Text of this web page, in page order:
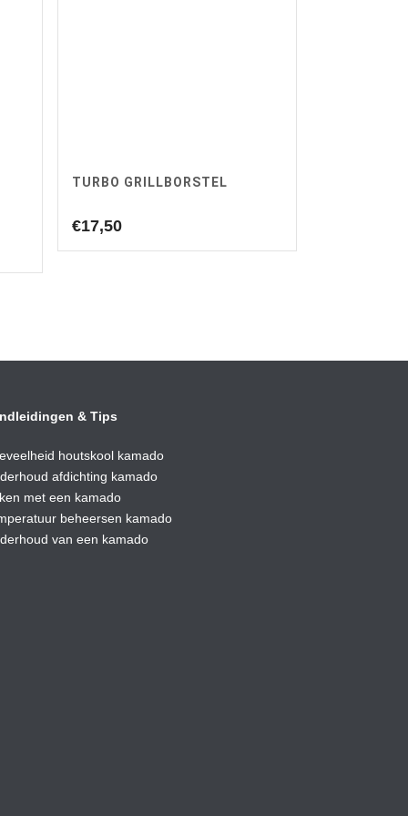
TURBO GRILLBORSTEL
€17,50
& Tips
houtskool kamado
afdichting kamado
met een kamado
beheersen kamado
van een kamado